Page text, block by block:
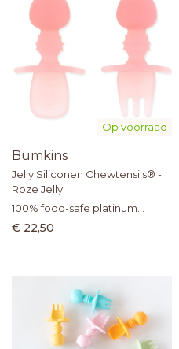
Op voorraad
Bumkins
Jelly Siliconen Chewtensils® -
Roze Jelly
100% food-safe platinum
silicone
€ 22,50